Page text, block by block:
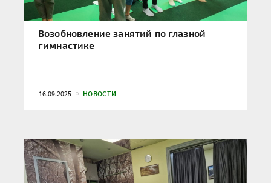
Возобновление занятий по глазной
гимнастике
16.09.2025 НОВОСТИ